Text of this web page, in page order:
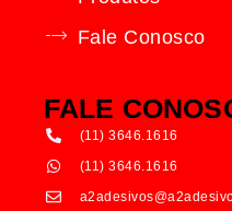
Fale Conosco
FALE
(11) 3646.1616
(11) 3646.1616